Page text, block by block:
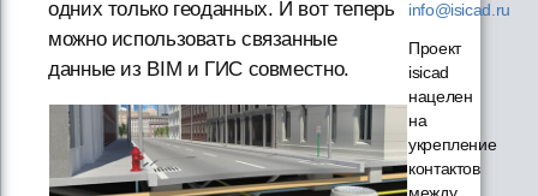
одних только геоданных. И вот теперь
можно использовать связанные
данные из BIM и ГИС совместно.
info@isicad.ru
Проект
isicad
нацелен
на
укрепление
контактов